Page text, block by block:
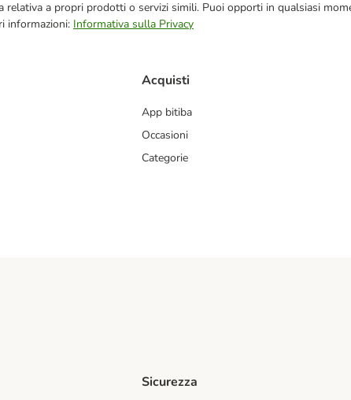
a propri prodotti o servizi simili. Puoi opporti in qualsiasi
informazioni: Informativa sulla Privacy
Acquisti
App bitiba
Occasioni
Categorie
Sicurezza